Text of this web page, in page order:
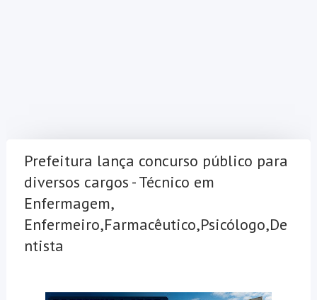
Prefeitura lança concurso público para
diversos cargos - Técnico em
Enfermagem,
Enfermeiro,Farmacêutico,Psicólogo,De
ntista